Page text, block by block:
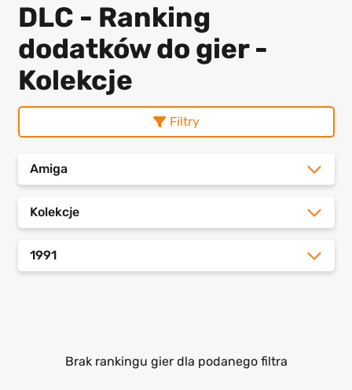
DLC - Ranking
dodatków do gier -
Kolekcje
Filtry
Amiga
Kolekcje
1991
Brak rankingu gier dla podanego filtra